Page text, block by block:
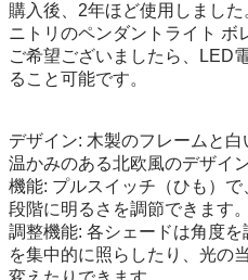
購入後、2年ほど使用しました
ニトリのペンダントライト ボ
ご希望ございましたら、LED
ること可能です。
デザイン: 木製のフレームと白
温かみのある北欧風のデザイン
機能: プルスイッチ（ひも）
段階に明るさを調節できます。
調整機能: 各シェードは角度
を集中的に照らしたり、光の